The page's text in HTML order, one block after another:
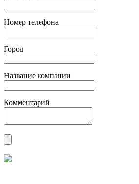
Номер телефона
Город
Название компании
Комментарий